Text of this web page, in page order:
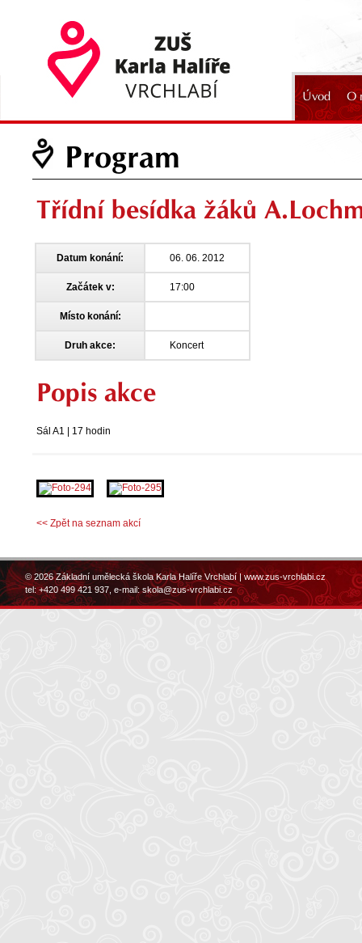
Úvod O
Program
Třídní besídka žáků
Datum konání: 06. 06. 2012
Začátek v: 17:00
Místo konání:
Druh akce: Koncert
Popis akce
Sál A1 | 17 hodin
<< Zpět na seznam akcí
© 2026 Základní umělecká škola Karla Halíře Vrchlabí |www.zus-vrchlabi.cz
tel: +420 499 421 937, e-mail:skola@zus-vrchlabi.cz